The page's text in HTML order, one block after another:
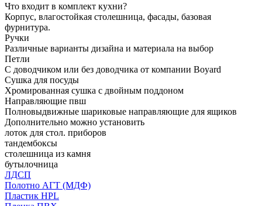
Что входит в комплект кухни?
Корпус, влагостойкая столешница, фасады, базовая
фурнитура.
Ручки
Различные варианты дизайна и материала на выбор
Петли
С доводчиком или без доводчика от компании Boyard
Сушка для посуды
Хромированная сушка с двойным поддоном
Направляющие пвш
Полновыдвижные шариковые направляющие для ящиков
Дополнительно можно установить
лоток для стол. приборов
тандембоксы
столешница из камня
бутылочница
ЛДСП
Полотно АГТ (МДФ)
Пластик HPL